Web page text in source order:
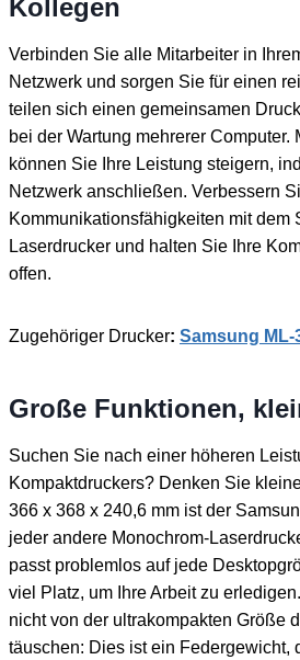
Kollegen
Verbinden Sie alle Mitarbeiter in
Netzwerk und sorgen Sie für einen
teilen sich einen gemeinsamen
bei der Wartung mehrerer Computer.
können Sie Ihre Leistung steigern,
Netzwerk anschließen. Verbessern
Kommunikationsfähigkeiten mit dem
Laserdrucker und halten Sie Ihre
offen.
Zugehöriger Drucker: Samsung ML-
Große Funktionen,
Suchen Sie nach einer höheren
Kompaktdruckers? Denken Sie
366 x 368 x 240,6 mm ist der
jeder andere Monochrom-
passt problemlos auf jede
viel Platz, um Ihre Arbeit zu
nicht von der ultrakompakten Größe
täuschen: Dies ist ein Federgewicht,